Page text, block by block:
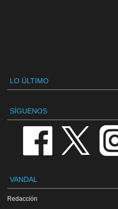
LO ÚLTIMO
SÍGUENOS
VANDAL
Redacción